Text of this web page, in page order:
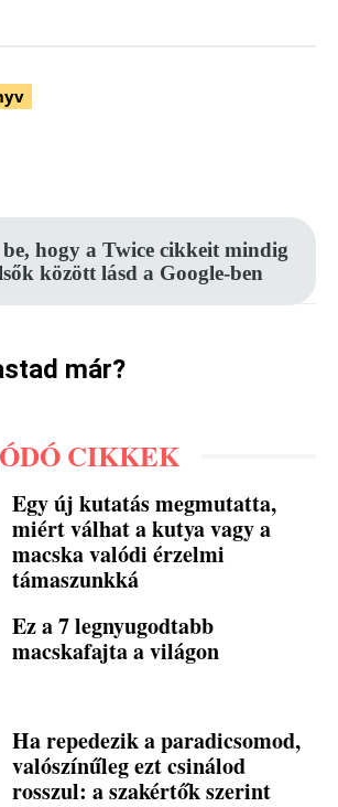
hogy a Twice cikkeit mindig
között lásd a Google-ben
már?
CIKKEK
Egy új kutatás megmutatta,
miért válhat a kutya vagy a
macska valódi érzelmi
támaszunkká
Ez a 7 legnyugodtabb
macskafajta a világon
Ha repedezik a paradicsomod,
valószínűleg ezt csinálod
rosszul: a szakértők szerint